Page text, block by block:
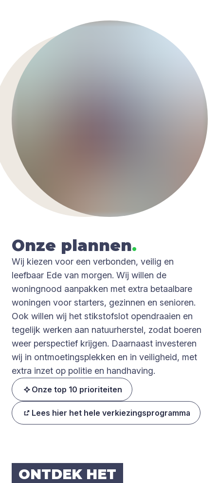
Onze plan­nen.
Wij kiezen voor een verbonden, veilig en
leefbaar Ede van morgen. Wij willen de
woningnood aanpakken met extra betaalbare
woningen voor starters, gezinnen en senioren.
Ook willen wij het stikstofslot opendraaien en
tegelijk werken aan natuurherstel, zodat boeren
weer perspectief krijgen. Daarnaast investeren
wij in ontmoetingsplekken en in veiligheid, met
extra inzet op politie en handhaving.
Onze top 10 prioriteiten
Lees hier het hele verkiezingsprogramma
ONT­DEK HET